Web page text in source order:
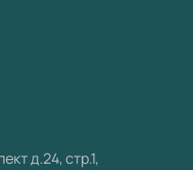
д.24, стр.1,